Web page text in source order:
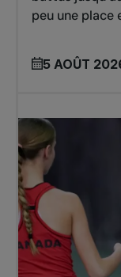
peu une place
5 AOÛT